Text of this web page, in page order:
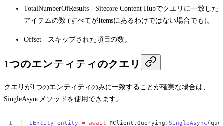
TotalNumberOfResults - Sitecore Content Hubでクエリに一致した
アイテムの数 (すべてがItemsにあるわけではない場合でも)。
Offset - スキップされた項目の数。
1つのエンティティのクエリ
クエリが1つのエンティティのみに一致することが確実な場合は、
SingleAsyncメソッドを使用できます。
IEntity entity = await MClient.Querying.SingleAsync